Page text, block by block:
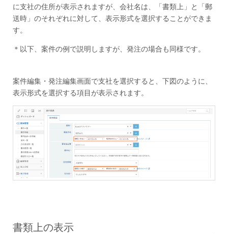
に支社の住所が表示されますが、会社名は、「書類上」と「郵
送時」のそれぞれに対して、表示形式を選択することができま
す。
＊以下、案件の例で説明しますが、発注の場合も同様です。
案件編集・発注編集画面で支社を選択すると、下図のように、
表示形式を選択する項目が表示されます。
書類上の表示